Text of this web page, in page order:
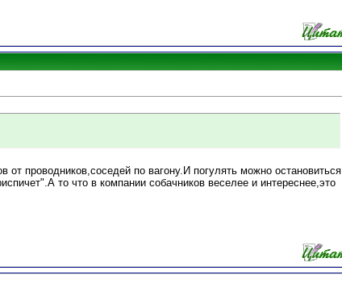
проводников,соседей по вагону.И погулять можно остановиться
то что в компании собачников веселее и интереснее,это